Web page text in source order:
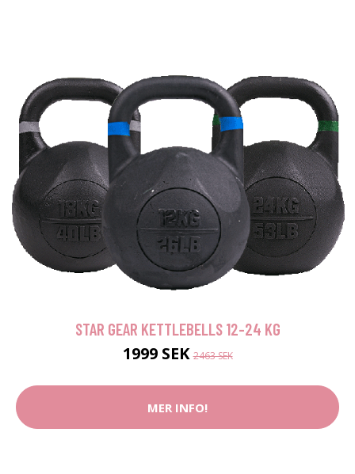
STAR GEAR KETTLEBELLS 12-24 KG
1999 SEK2463 SEK
MER INFO!